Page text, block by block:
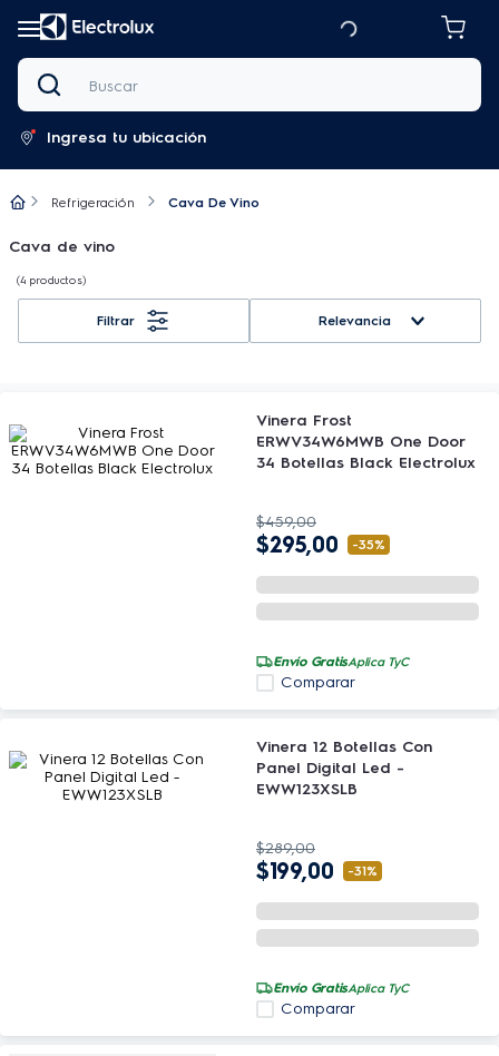
Buscar
Ingresa tu ubicación
Refrigeración Cava De Vino
Cava de vino
4 productos
Relevancia
Vinera Frost
ERWV34W6MWB One Door
34 Botellas Black Electrolux
$459,00
$295,00 -35%
Envío GratisAplica TyC
Comparar
Vinera 12 Botellas Con
Panel Digital Led -
EWW123XSLB
$289,00
$199,00 -31%
Envío GratisAplica TyC
Comparar